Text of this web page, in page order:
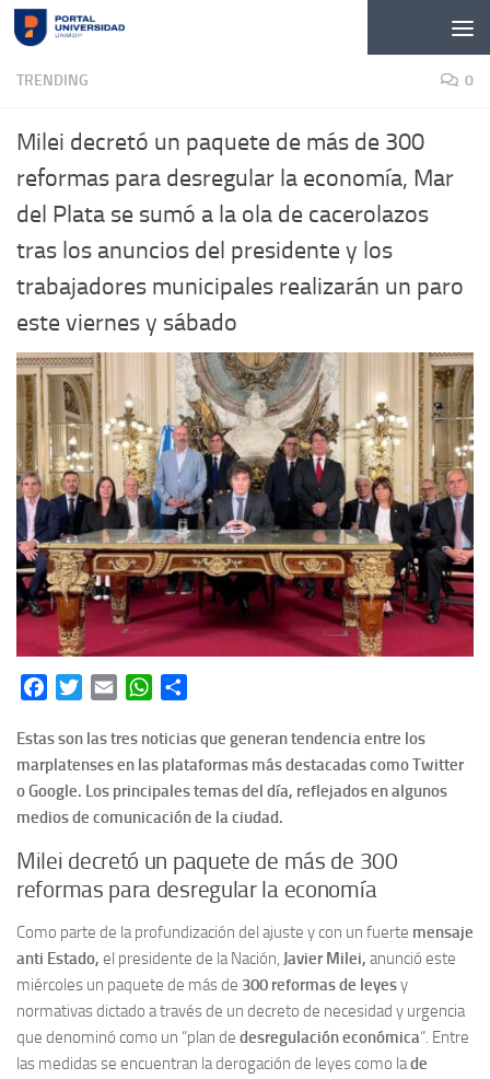
Skip to content
TRENDING 0
Milei decretó un paquete de más de 300
reformas para desregular la economía, Mar
del Plata se sumó a la ola de cacerolazos
tras los anuncios del presidente y los
trabajadores municipales realizarán un paro
este viernes y sábado
FacebookTwitterEmail WhatsApp
Estas son las tres noticias que generan tendencia entre los
marplatenses en las plataformas más destacadas como Twitter
o Google. Los principales temas del día, reflejados en algunos
medios de comunicación de la ciudad.
Milei decretó un paquete de más de 300
reformas para desregular la economía
Como parte de la profundización del ajuste y con un fuerte mensaje
anti Estado, el presidente de la Nación, Javier Milei, anunció este
miércoles un paquete de más de 300 reformas de leyesy
normativas dictado a través de un decreto de necesidad y urgencia
que denominó como un “plan de desregulación económica“. Entre
las medidas se encuentran la derogación de leyes como lade